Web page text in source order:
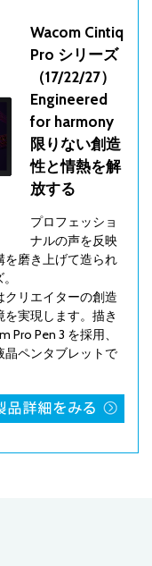
Wacom Cintiq
Pro シリーズ
（17/22/27）
Engineered
for harmony
限りない創造
性と情熱を解
放する
プロフェッショ
ナルの声を反映
を磨き上げて造られ
リエイターの創造
実現します。描き
Pen 3 を採用、
晶ペンタブレットで